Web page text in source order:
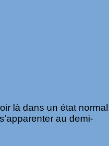
là dans un état normal
au demi-